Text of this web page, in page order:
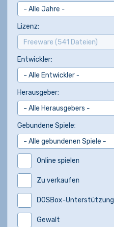
Lizenz:
Entwickler:
Herausgeber:
Gebundene Spiele:
Online spielen
Zu verkaufen
DOSBox-Unterstützung
Gewalt